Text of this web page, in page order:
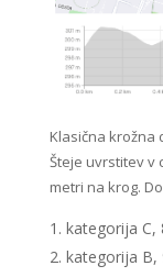
Klasična krožna
Šteje uvrstitev v
metri na krog.
kategorija C,
kategorija B,